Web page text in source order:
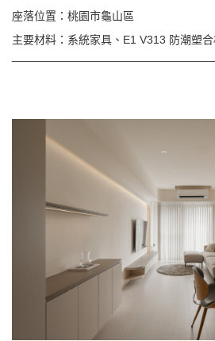
座落位置：桃園市龜山區
主要材料：系統家具、E1 V313 防潮塑